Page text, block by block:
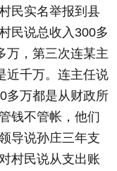
民实名举报到县
民说总收入300多
万，第三次连某主
近千万。连主任说
多万都是从财政所
钱不管帐，他们
导说孙庄三年支
村民说从支出账